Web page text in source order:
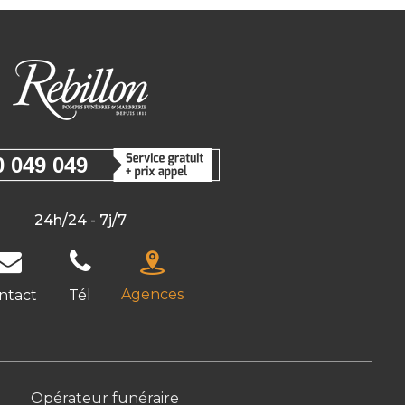
049 049
24h/24 - 7j/7
Tél Agences
Opérateur funéraire